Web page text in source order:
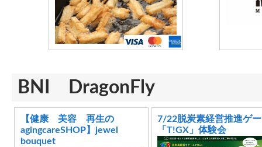
BNI DragonFly
【健康 美容 再生の
agingcareSHOP】jewel
bouquet
7/22脱炭素経営推進ゲ
「T!GX」体験会